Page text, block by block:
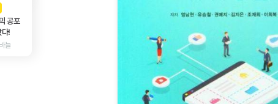
공포
다!
늘